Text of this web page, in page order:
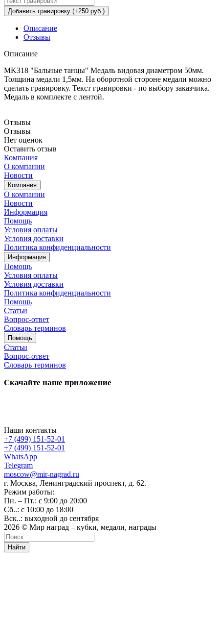
Добавить гравировку (+250 руб.)
Описание
Отзывы
Описание
MK318 "Бальные танцы" Медаль видовая диаметром 50мм.
Толщина медали 1,5мм. На оборотной стороне медали можно
сделать гравировку. Текст гравировки - по выбору заказчика.
Медаль в комплекте с лентой.
Отзывы
Отзывы
Нет оценок
Оставить отзыв
Компания
О компании
Новости
Компания
О компании
Новости
Информация
Помощь
Условия оплаты
Условия доставки
Политика конфиденциальности
Информация
Помощь
Условия оплаты
Условия доставки
Политика конфиденциальности
Помощь
Статьи
Вопрос-ответ
Словарь терминов
Помощь
Статьи
Вопрос-ответ
Словарь терминов
Скачайте наше приложение
Наши контакты
+7 (499) 151-52-01
+7 (499) 151-52-01
WhatsApp
Telegram
moscow@mir-nagrad.ru
г. Москва, Ленинградский проспект, д. 62.
Режим работы:
Пн. – Пт.: с 9:00 до 20:00
Сб..: с 10:00 до 18:00
Вск..: выходной до сентября
2026 © Мир наград – кубки, медали, награды
Найти